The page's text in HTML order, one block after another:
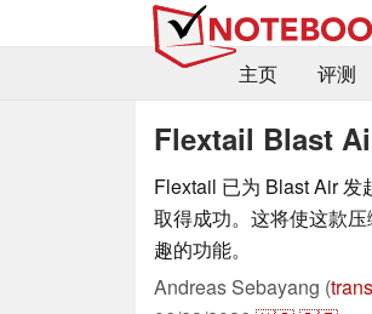
主页
评测
Flextail Blast
Flextail 已为 Blast Air 发
取得成功。这将使这款
趣的功能。
Andreas Sebayang (